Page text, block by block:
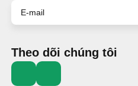
Theo dõi chúng tôi